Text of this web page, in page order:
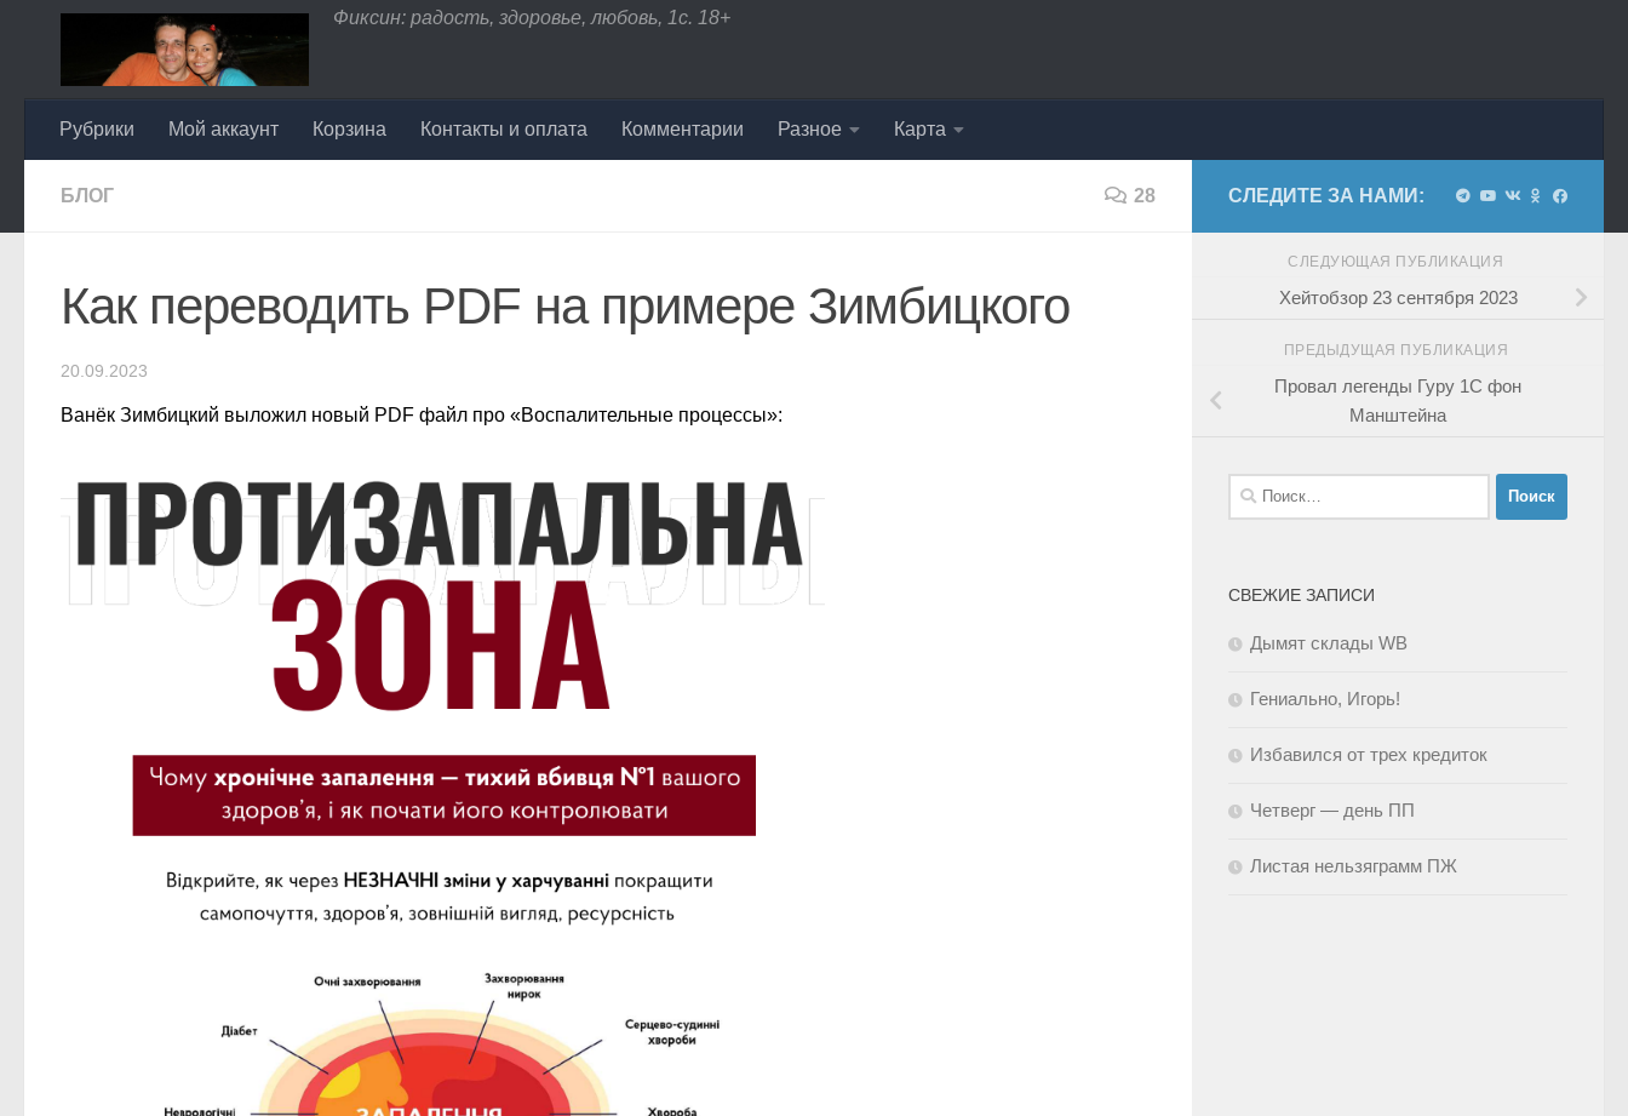
Перейти к содержимому
Фиксин: радость, здоровье, любовь, 1с. 18+
Рубрики Мой аккаунт Корзина Контакты и оплата Комментарии Разное Карта
БЛОГ 28
Как переводить PDF на примере Зимбицкого
20.09.2023
Ванёк Зимбицкий выложил новый PDF файл про «Воспалительные процессы»:
СЛЕДИТЕ ЗА НАМИ:
СЛЕДУЮЩАЯ ПУБЛИКАЦИЯ
Хейтобзор 23 сентября 2023
ПРЕДЫДУЩАЯ ПУБЛИКАЦИЯ
Провал легенды Гуру 1С фон
Манштейна
Найти:
СВЕЖИЕ ЗАПИСИ
Дымят склады WB
Гениально, Игорь!
Избавился от трех кредиток
Четверг — день ПП
Листая нельзяграмм ПЖ